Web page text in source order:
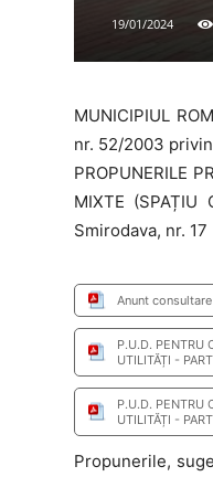
19/01/2024
MUNICIPIUL
nr. 52/2003
PROPUNERILE
MIXTE (SPAȚIU
Smirodava, nr. 17
Anunt consultare
P.U.D. PENTRU
UTILITĂȚI -
P.U.D. PENTRU
UTILITĂȚI -
Propunerile,